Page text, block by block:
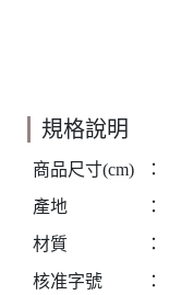
規格說明
商品尺寸(cm) ：
產地
：
材質
：
核准字號
：